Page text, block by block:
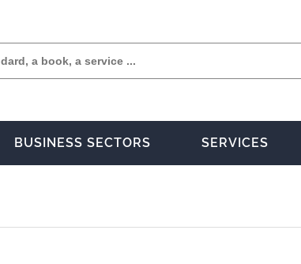
BUSINESS SECTORS SERVICES